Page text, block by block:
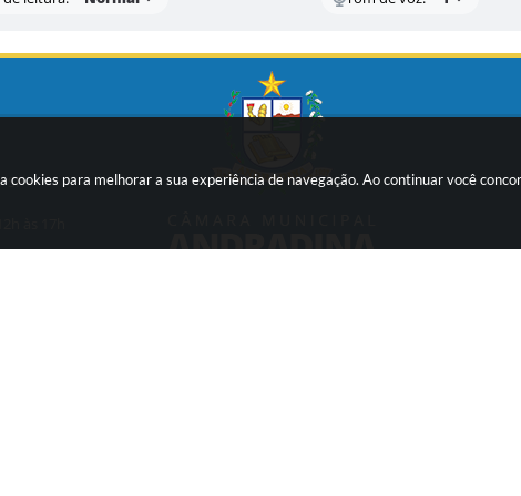
para melhorar a sua experiência de navegação. Ao continuar você
SP -